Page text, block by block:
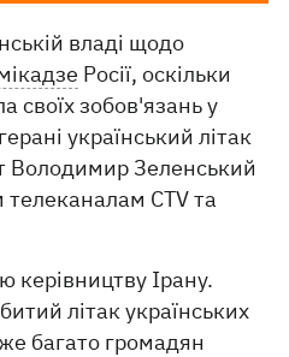
владі щодо
Росії, оскільки
своїх зобов'язань у
український літак
Володимир Зеленський
CTV та
керівництву Ірану.
літак українських
багато громадян